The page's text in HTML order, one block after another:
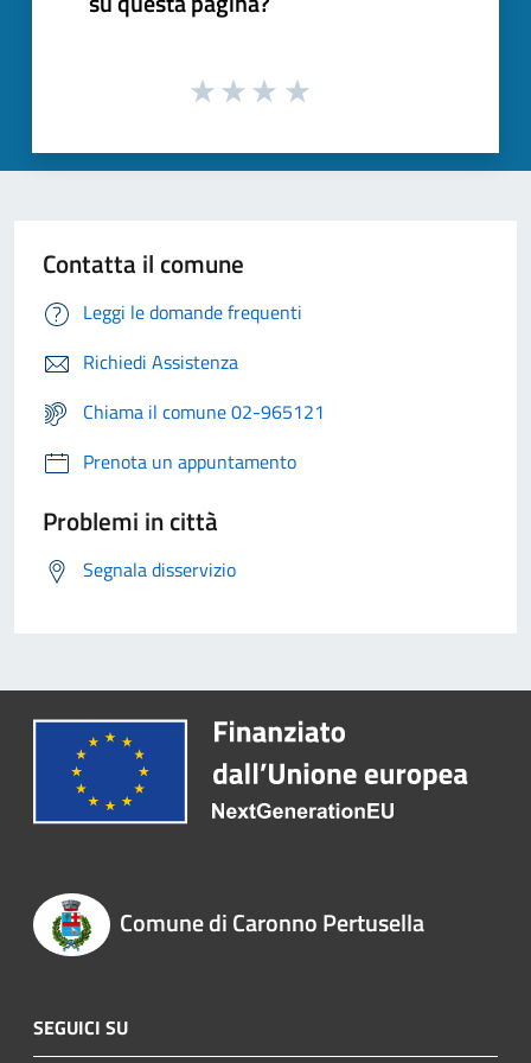
Contatta il comune
Leggi le domande frequenti
Richiedi Assistenza
Chiama il comune 02-965121
Prenota un appuntamento
Problemi in città
Segnala disservizio
Comune di Caronno Pertusella
SEGUICI SU